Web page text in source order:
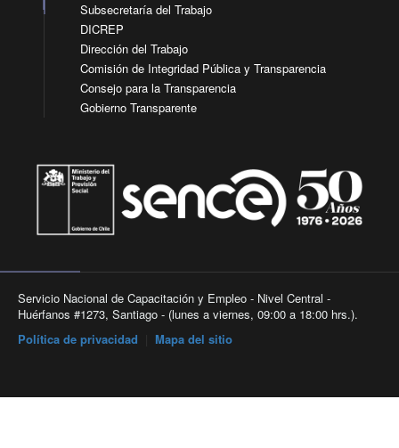
Subsecretaría del Trabajo
DICREP
Dirección del Trabajo
Comisión de Integridad Pública y Transparencia
Consejo para la Transparencia
Gobierno Transparente
Servicio Nacional de Capacitación y Empleo - Nivel Central -
Huérfanos #1273, Santiago - (lunes a viernes, 09:00 a 18:00 hrs.).
Política de privacidad
Mapa del sitio